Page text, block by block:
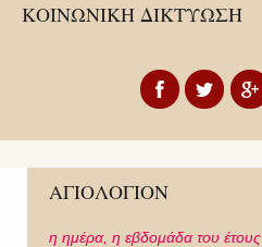
ΚΟΙΝΩΝΙΚΗ ΔΙΚΤΥΩΣΗ
ΑΓΙΟΛΟΓΙΟΝ
η ημέρα, η εβδομάδα του έτους